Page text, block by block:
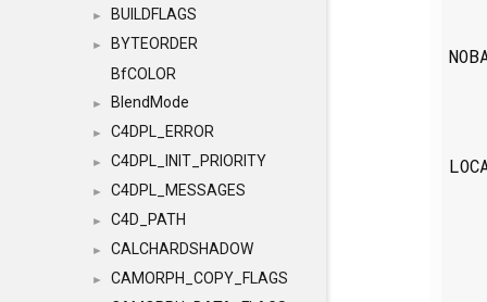
► BUILDFLAGS
►
BYTEORDER
BfCOLOR
► BlendMode
► C4DPL_ERROR
► C4DPL_INIT_PRIORITY
► C4DPL_MESSAGES
► C4D_PATH
► CALCHARDSHADOW
►
CAMORPH_COPY_FLAGS